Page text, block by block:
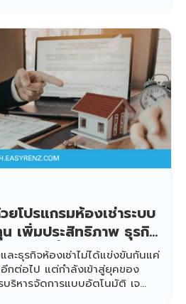
ยโปรแกรมห้องเช่าระบบ
เพิ่มประสิทธิภาพ ธุรกิจ
ต้องเหนื่อยเพิ่ม
ะธุรกิจห้องเช่าไม่ได้แข่งขันกันแค่
อีกต่อไป แต่กำลังเข้าสู่ยุคของ
ริหารจัดการแบบอัตโนมัติ เจ...